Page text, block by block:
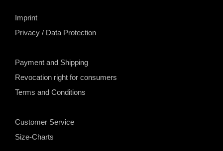
Imprint
Privacy / Data Protection
Payment and Shipping
Revocation right for consumers
Terms and Conditions
Customer Service
Size-Charts